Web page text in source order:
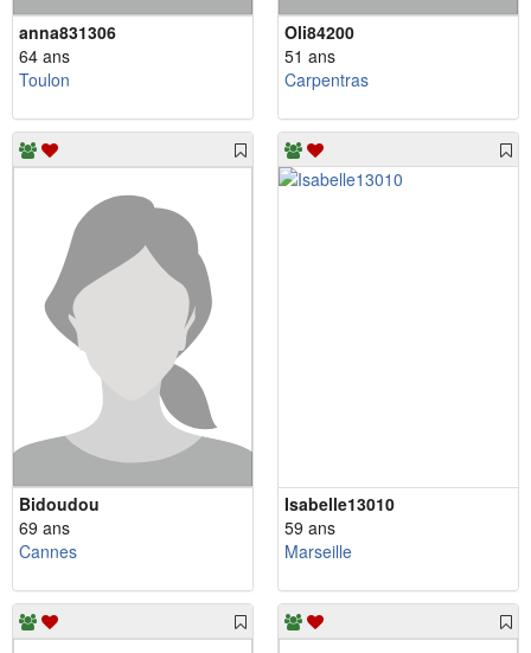
anna831306
64 ans
Toulon
Oli84200
51 ans
Carpentras
Bidoudou
69 ans
Cannes
Isabelle13010
59 ans
Marseille